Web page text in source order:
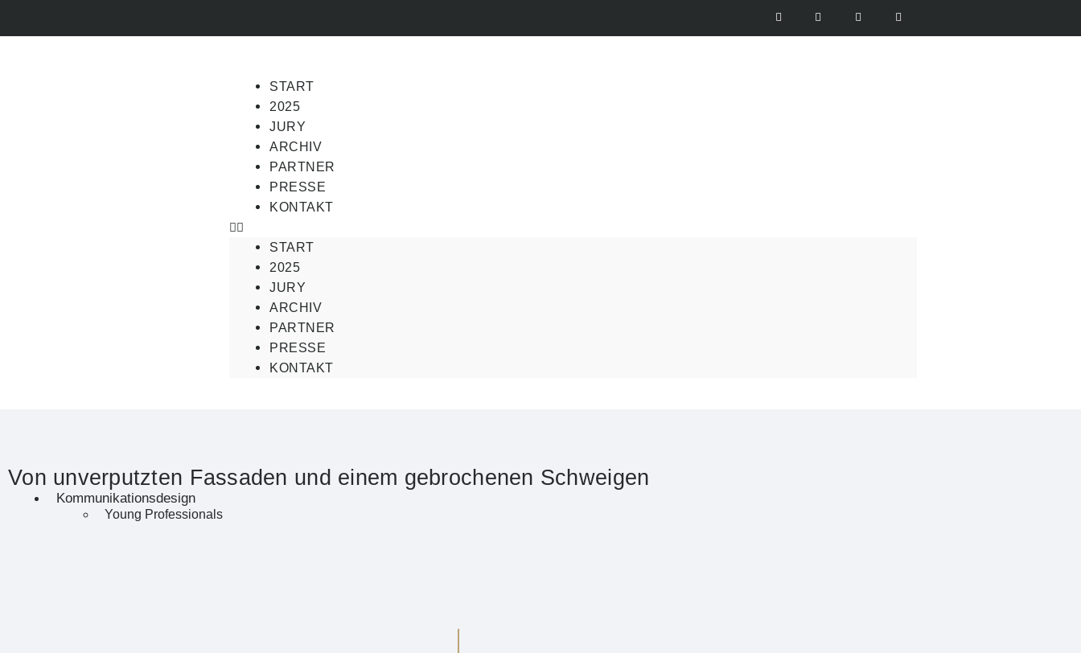
START
2025
JURY
ARCHIV
PARTNER
PRESSE
KONTAKT
START
2025
JURY
ARCHIV
PARTNER
PRESSE
KONTAKT
Von unverputzten Fassaden und einem gebrochenen Schweigen
Kommunikationsdesign
Young Professionals